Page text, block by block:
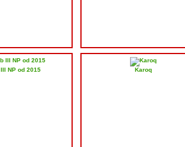
NP od 2015 Karoq